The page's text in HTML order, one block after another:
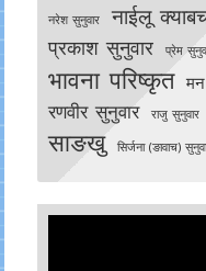
नरेश सुनुवार नाईलू
प्रकाश सुनुवार प्रेम
भावना परिष्कृत
रणवीर सुनुवार राजु सुनुवार
साङखु सिर्जना (ङावाच)